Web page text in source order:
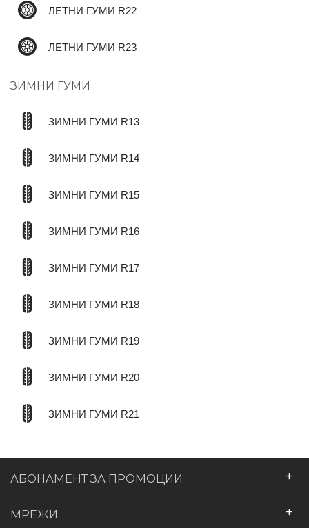
ЛЕТНИ ГУМИ R22
ЛЕТНИ ГУМИ R23
ЗИМНИ ГУМИ
ЗИМНИ ГУМИ R13
ЗИМНИ ГУМИ R14
ЗИМНИ ГУМИ R15
ЗИМНИ ГУМИ R16
ЗИМНИ ГУМИ R17
ЗИМНИ ГУМИ R18
ЗИМНИ ГУМИ R19
ЗИМНИ ГУМИ R20
ЗИМНИ ГУМИ R21
АБОНАМЕНТ ЗА ПРОМОЦИИ +
МРЕЖИ +